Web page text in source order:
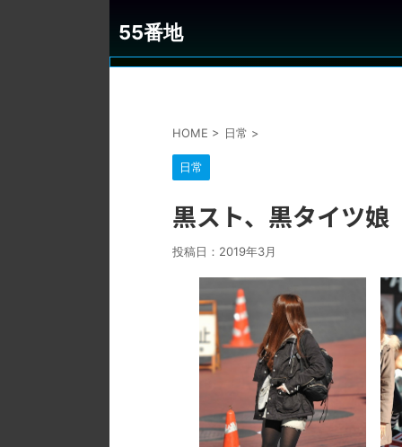
55番地
HOME > 日常 >
日常
黒スト、黒タイツ娘
投稿日： 2019年3月